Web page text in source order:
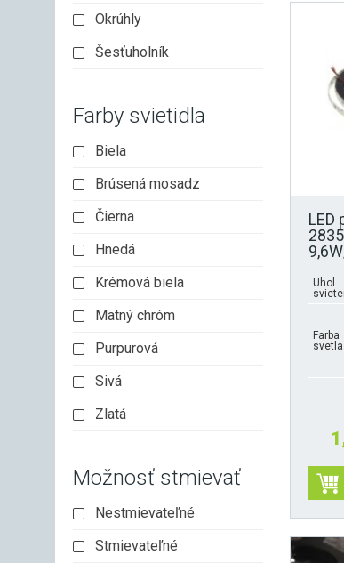
LED
Uhol
Farba
svetla
má
Okrúhly
Šesťuholník
Farby svietidla
Biela
Brúsená mosadz
Čierna
Hnedá
Krémová biela
Matný chróm
Purpurová
Sivá
Zlatá
Možnosť stmievať
Nestmievateľné
Stmievateľné